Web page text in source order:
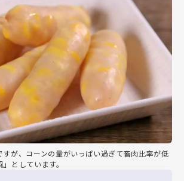
すが、コーンの量がいっぱい過ぎて畜肉比率が低
としています。